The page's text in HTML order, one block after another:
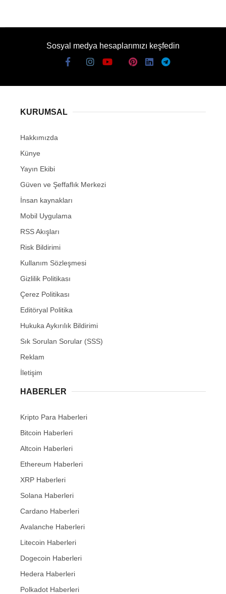
Sosyal medya hesaplarımızı keşfedin
KURUMSAL
Hakkımızda
Künye
Yayın Ekibi
Güven ve Şeffaflık Merkezi
İnsan kaynakları
Mobil Uygulama
RSS Akışları
Risk Bildirimi
Kullanım Sözleşmesi
Gizlilik Politikası
Çerez Politikası
Editöryal Politika
Hukuka Aykırılık Bildirimi
Sık Sorulan Sorular (SSS)
Reklam
İletişim
HABERLER
Kripto Para Haberleri
Bitcoin Haberleri
Altcoin Haberleri
Ethereum Haberleri
XRP Haberleri
Solana Haberleri
Cardano Haberleri
Avalanche Haberleri
Litecoin Haberleri
Dogecoin Haberleri
Hedera Haberleri
Polkadot Haberleri